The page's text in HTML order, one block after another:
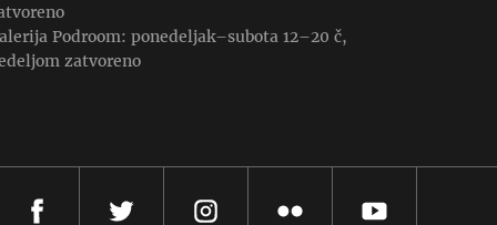
Podroom: ponedeljak–subota 12–20 č,
zatvoreno